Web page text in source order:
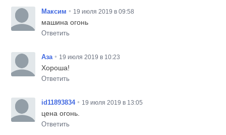
Максим • 19 июля 2019 в 09:58
машина огонь
Ответить
Аза • 19 июля 2019 в 10:23
Хороша!
Ответить
id11893834 • 19 июля 2019 в 13:05
цена огонь.
Ответить